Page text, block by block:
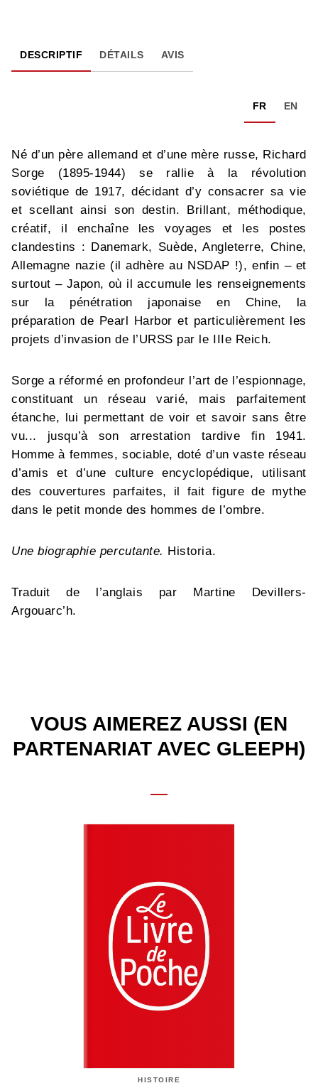
DESCRIPTIF DÉTAILS AVIS
FR EN
Né d’un père allemand et d’une mère russe, Richard
Sorge (1895-1944) se rallie à la révolution
soviétique de 1917, décidant d’y consacrer sa vie
et scellant ainsi son destin. Brillant, méthodique,
créatif, il enchaîne les voyages et les postes
clandestins : Danemark, Suède, Angleterre, Chine,
Allemagne nazie (il adhère au NSDAP !), enfin – et
surtout – Japon, où il accumule les renseignements
sur la pénétration japonaise en Chine, la
préparation de Pearl Harbor et particulièrement les
projets d’invasion de l’URSS par le IIIe Reich.
Sorge a réformé en profondeur l’art de l’espionnage,
constituant un réseau varié, mais parfaitement
étanche, lui permettant de voir et savoir sans être
vu... jusqu’à son arrestation tardive fin 1941.
Homme à femmes, sociable, doté d’un vaste réseau
d’amis et d’une culture encyclopédique, utilisant
des couvertures parfaites, il fait figure de mythe
dans le petit monde des hommes de l’ombre.
Une biographie percutante. Historia.
Traduit de l’anglais par Martine Devillers-
Argouarc’h.
VOUS AIMEREZ AUSSI (EN
PARTENARIAT AVEC GLEEPH)
HISTOIRE